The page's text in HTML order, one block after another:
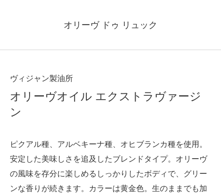
オリーヴ ドゥ リュック
ヴィジャン製油所
オリーヴオイル エクストラヴァージ
ン
ピクアル種、アルベキーナ種、オヒブランカ種を使用。
安定した美味しさを追及したブレンドタイプ。オリーヴ
の風味を存分に楽しめるしっかりしたボディで、グリー
ンな香りが続きます。カラーは黄金色。生のままでも加